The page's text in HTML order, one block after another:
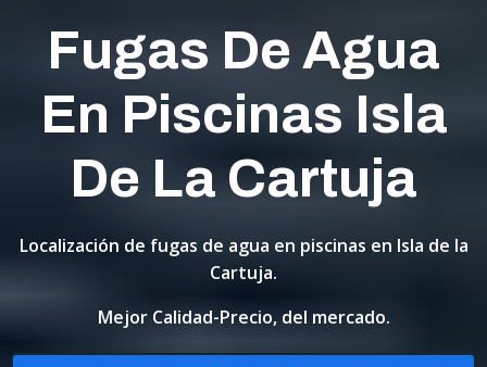
Fugas De Agua
En Piscinas Isla
De La Cartuja
Localización de fugas de agua en piscinas en Isla de la
Cartuja.
Mejor Calidad-Precio, del mercado.